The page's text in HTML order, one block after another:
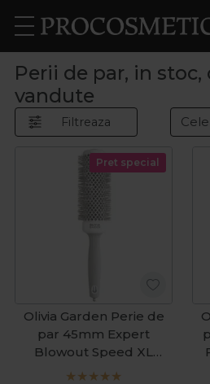
Perii de par, in stoc,
vandute
Filtreaza
Pret special
Olivia Garden Perie de
par 45mm Expert
Blowout Speed XL
White